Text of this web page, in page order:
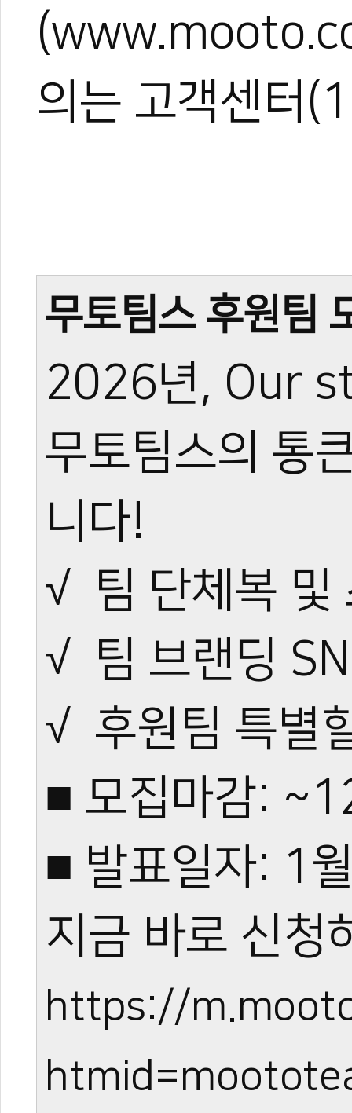
의는 고객센터
무토팀스 후원팀
2026년, Our
무토팀스의 통
니다!
√ 팀 단체복 및
√ 팀 브랜딩
√ 후원팀 특별
■ 모집마감:
■ 발표일자: 1
지금 바로 신청
https://